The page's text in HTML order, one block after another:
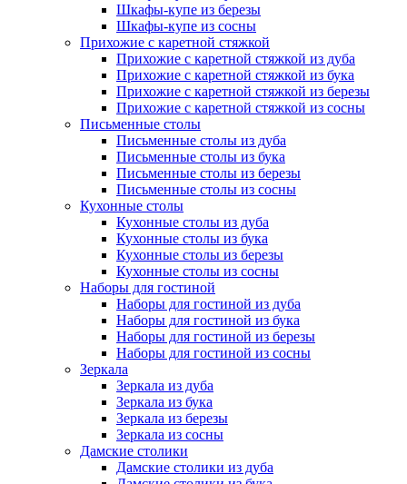
Шкафы-купе из березы
Шкафы-купе из сосны
Прихожие с каретной стяжкой
Прихожие с каретной стяжкой из дуба
Прихожие с каретной стяжкой из бука
Прихожие с каретной стяжкой из березы
Прихожие с каретной стяжкой из сосны
Письменные столы
Письменные столы из дуба
Письменные столы из бука
Письменные столы из березы
Письменные столы из сосны
Кухонные столы
Кухонные столы из дуба
Кухонные столы из бука
Кухонные столы из березы
Кухонные столы из сосны
Наборы для гостиной
Наборы для гостиной из дуба
Наборы для гостиной из бука
Наборы для гостиной из березы
Наборы для гостиной из сосны
Зеркала
Зеркала из дуба
Зеркала из бука
Зеркала из березы
Зеркала из сосны
Дамские столики
Дамские столики из дуба